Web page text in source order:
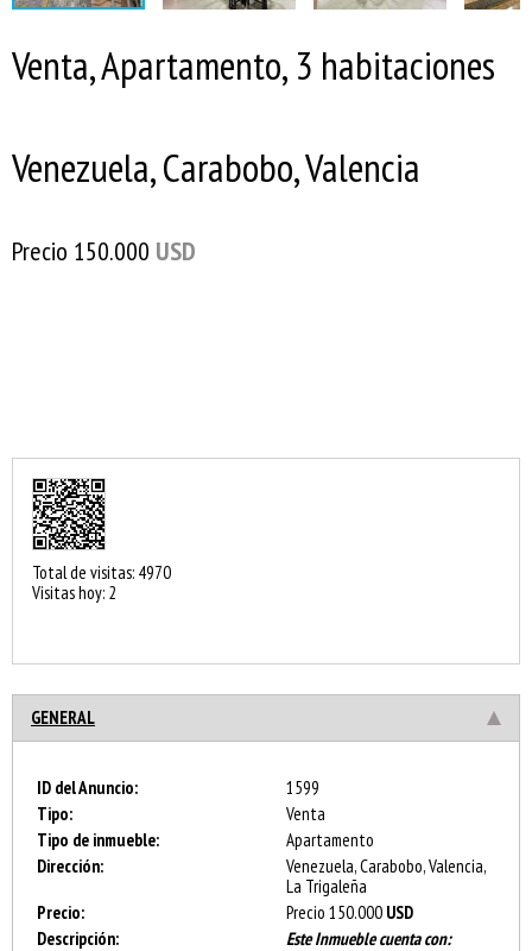
Venta, Apartamento, 3 habitaciones
Venezuela, Carabobo, Valencia
Precio 150.000 USD
Total de visitas: 4970
Visitas hoy: 2
GENERAL
ID del Anuncio:
1599
Tipo:
Venta
Tipo de inmueble:
Apartamento
Dirección:
Venezuela, Carabobo, Valencia,
La Trigaleña
Precio:
Precio 150.000 USD
Descripción:
Este Inmueble cuenta con: